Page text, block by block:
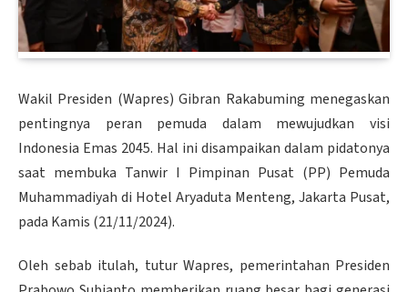
Wakil Presiden (Wapres) Gibran Rakabuming menegaskan
pentingnya peran pemuda dalam mewujudkan visi
Indonesia Emas 2045. Hal ini disampaikan dalam pidatonya
saat membuka Tanwir I Pimpinan Pusat (PP) Pemuda
Muhammadiyah di Hotel Aryaduta Menteng, Jakarta Pusat,
pada Kamis (21/11/2024).
Oleh sebab itulah, tutur Wapres, pemerintahan Presiden